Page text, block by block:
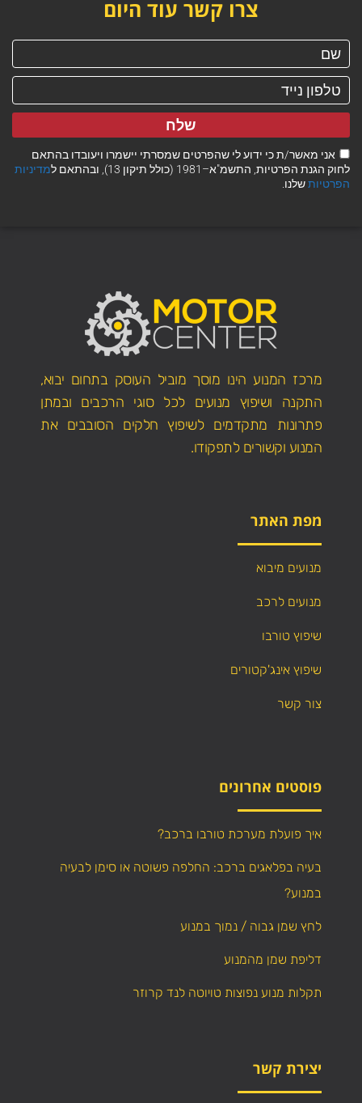
צרו קשר עוד היום
אני מאשר/ת כי ידוע לי שהפרטים שמסרתי יישמרו ויעובדו בהתאם
לחוק הגנת הפרטיות, התשמ"א–1981 (כולל תיקון 13), ובהתאם ל
מדיניות
הפרטיותשלנו.
שלח
מרכז המנוע הינו מוסך מוביל העוסק בתחום יבוא,
התקנה ושיפוץ מנועים לכל סוגי הרכבים ובמתן
פתרונות מתקדמים לשיפוץ חלקים הסובבים את
המנוע וקשורים לתפקודו.
מפת האתר
מנועים מיבוא
מנועים לרכב
שיפוץ טורבו
שיפוץ אינג'קטורים
צור קשר
פוסטים אחרונים
איך פועלת מערכת טורבו ברכב?
בעיה בפלאגים ברכב: החלפה פשוטה או סימן לבעיה
במנוע?
לחץ שמן גבוה / נמוך במנוע
דליפת שמן מהמנוע
תקלות מנוע נפוצות טויוטה לנד קרוזר
יצירת קשר